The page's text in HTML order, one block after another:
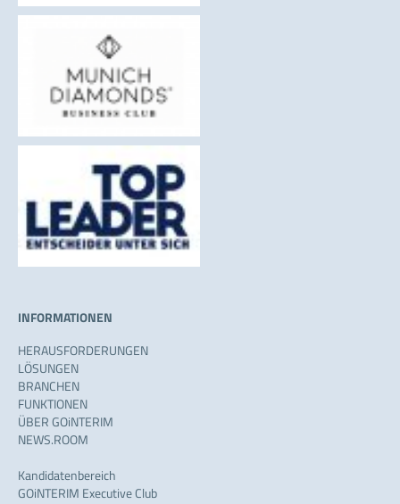
INFORMATIONEN
HERAUSFORDERUNGEN
LÖSUNGEN
BRANCHEN
FUNKTIONEN
ÜBER GOiNTERIM
NEWS.ROOM
Kandidatenbereich
GOiNTERIM Executive Club